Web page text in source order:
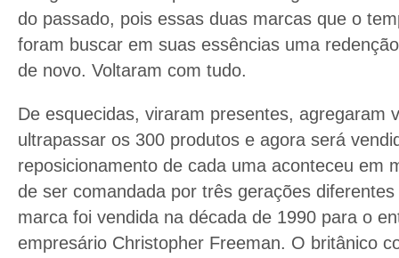
do passado, pois essas duas marcas que o
foram buscar em suas essências uma
de novo. Voltaram com tudo.
De esquecidas, viraram presentes, agregaram
ultrapassar os 300 produtos e agora será
reposicionamento de cada uma aconteceu em
de ser comandada por três gerações
marca foi vendida na década de 1990 para o
empresário Christopher Freeman. O britânico